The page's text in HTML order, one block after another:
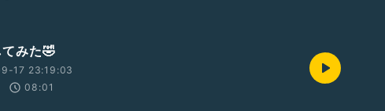
みた🤣
17 23:19:03
08:01